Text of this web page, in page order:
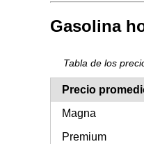
Gasolina
Tabla de los
Precio
Magna
Premium